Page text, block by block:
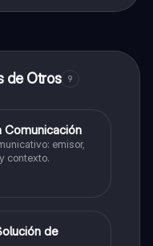
de Otros 9
Comunicación
emisor,
contexto.
de